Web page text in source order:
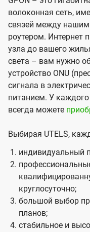
волоконная сеть,
связей между
роутером. Интернет
узла до вашего
света – вам нужно
устройство ONU
сигнала в
питанием. У
всегда можете
Выбирая UTELS,
индивидуальный
круглосуточно;
большой выбор
планов;
стабильное и